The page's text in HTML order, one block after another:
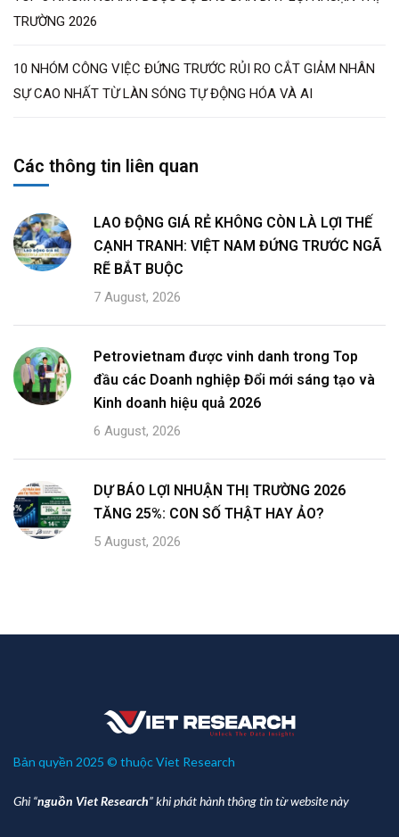
TRƯỜNG 2026
10 NHÓM CÔNG VIỆC ĐỨNG TRƯỚC RỦI RO CẮT GIẢM NHÂN
SỰ CAO NHẤT TỪ LÀN SÓNG TỰ ĐỘNG HÓA VÀ AI
Các thông tin liên quan
LAO ĐỘNG GIÁ RẺ KHÔNG CÒN LÀ LỢI THẾ
CẠNH TRANH: VIỆT NAM ĐỨNG TRƯỚC NGÃ
RẼ BẮT BUỘC
7 August, 2026
Petrovietnam được vinh danh trong Top
đầu các Doanh nghiệp Đổi mới sáng tạo và
Kinh doanh hiệu quả 2026
6 August, 2026
DỰ BÁO LỢI NHUẬN THỊ TRƯỜNG 2026
TĂNG 25%: CON SỐ THẬT HAY ẢO?
5 August, 2026
Bản quyền 2025 © thuộc Viet Research
Ghi “nguồn Viet Research” khi phát hành thông tin từ website này